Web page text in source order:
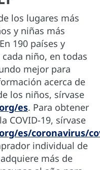
los lugares más
y niñas más
190 países y
niño, en todas
mejor para
acerca de
los niños, sírvase
es. Para obtener
COVID-19, sírvase
es/coronavirus/
individual de
más de